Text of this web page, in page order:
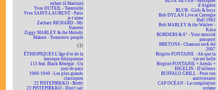
enfant (à Martine)
Yves DUTEIL - Tarentelle
Yves SAINT-LAURENT - Paris
je t'aime
Zachary RICHARD - My
Nanette
Ziggy MARLEY & the Melody
Makers - Tomorrow people
CD
ÉTHIOPIQUES L'âge d'or de la
musique éthiopienne
113 feat. Black Rénégat - Un
jour de paix
1900-1949 - Les plus grands
classiques
22 PISTEPIRKKO - Birdy
22 PISTEPIRKKO - Don't say
d'Algérie
BLUR - Girls & boys
Bob DYLAN Live at Carnegie
Hall 1963
Bob MARLEY & the Wailers -
Kaya
BORDERS & 6° - Your musical
passport
BRETONS - Chanson rock été
2007
Brigitte FONTAINE - Ah que la
vie est belle
Brigitte FONTAINE + Areski +
HIGELIN - D'ailleurs
BUFFALO GRILL - Pour ton
anniversaire
CAP OCÉAN - La compilation
océane